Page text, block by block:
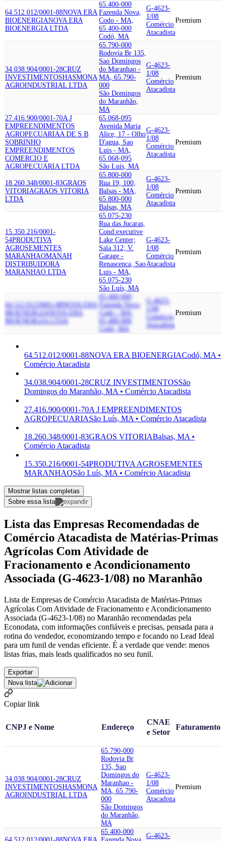
64.512.012/0001-88NOVA ERA
BIOENERGIANOVA ERA
BIOENERGIA LTDA
65.400-000
Fazenda Nova,
Codo - MA,
65.400-000
Codó, MA
G-4623-
1/08
Comércio
Atacadista
Premium
34.038.904/0001-28CRUZ
INVESTIMENTOSHASMONA
AGROINDUSTRIAL LTDA
65.790-000
Rodovia Br 135,
Sao Domingos
do Maranhao -
MA, 65.790-
000
São Domingos
do Maranhão,
MA
G-4623-
1/08
Comércio
Atacadista
Premium
27.416.900/0001-70A J
EMPREENDIMENTOS
AGROPECUARIAA DE S B
SOBRINHO
EMPREENDIMENTOS
COMERCIO E
AGROPECUARIA LTDA
65.068-095
Avenida Maria
Alice, 17 - Olho
D'agua, Sao
Luis - MA,
65.068-095
São Luís, MA
G-4623-
1/08
Comércio
Atacadista
Premium
18.260.348/0001-83GRAOS
VITORIAGRAOS VITORIA
LTDA
65.800-000
Rua 19, 100,
Balsas - MA,
65.800-000
Balsas, MA
G-4623-
1/08
Comércio
Atacadista
Premium
15.350.216/0001-
54PRODUTIVA
AGROSEMENTES
MARANHAOMANAH
DISTRIBUIDORA
MARANHAO LTDA
65.075-230
Rua das Jucaras,
Cond:executive
Lake Center;
Sala 312; V.
Garage -
Renascenca, Sao
Luis - MA,
65.075-230
São Luís, MA
G-4623-
1/08
Comércio
Atacadista
Premium
64.512.012/0001-88NOVA ERA
BIOENERGIA
NOVA ERA
BIOENERGIA LTDA
65.400-000
Fazenda Nova,
Codo - MA,
65.400-000
Codó, MA
G-4623-
1/08
Comércio
Atacadista
Premium
64.512.012/0001-88NOVA ERA BIOENERGIACodó, MA •
Comércio Atacadista
34.038.904/0001-28CRUZ INVESTIMENTOSSão
Domingos do Maranhão, MA • Comércio Atacadista
27.416.900/0001-70A J EMPREENDIMENTOS
AGROPECUARIASão Luís, MA • Comércio Atacadista
18.260.348/0001-83GRAOS VITORIABalsas, MA •
Comércio Atacadista
15.350.216/0001-54PRODUTIVA AGROSEMENTES
MARANHAOSão Luís, MA • Comércio Atacadista
Mostrar listas completas
Sobre essa lista
Lista das Empresas Recomendadas de
Comércio Atacadista de Matérias-Primas
Agrícolas Com Atividade de
Fracionamento e Acondicionamento
Associada (G-4623-1/08) no Maranhão
Lista de Empresas de Comércio Atacadista de Matérias-Primas
Agrícolas Com Atividade de Fracionamento e Acondicionamento
Associada (G-4623-1/08) no Maranhão recomendadas pela
Econodata, com informações confiáveis e precisas, pensada para a
rotina do vendedor, economizando tempo e focando no Lead Ideal
para um funil de vendas eficiente. É a verdade que vende: menos
listas frias, mais leads qualificados no seu funil.
Exportar
Nova lista
Copiar link
CNPJ e Nome Endereço
CNAE
e Setor
Faturamento
34.038.904/0001-28CRUZ
INVESTIMENTOSHASMONA
AGROINDUSTRIAL LTDA
65.790-000
Rodovia Br
135, Sao
Domingos do
Maranhao -
MA, 65.790-
000
São Domingos
do Maranhão,
MA
G-4623-
1/08
Comércio
Atacadista
Premium
65.400-000
G-4623-